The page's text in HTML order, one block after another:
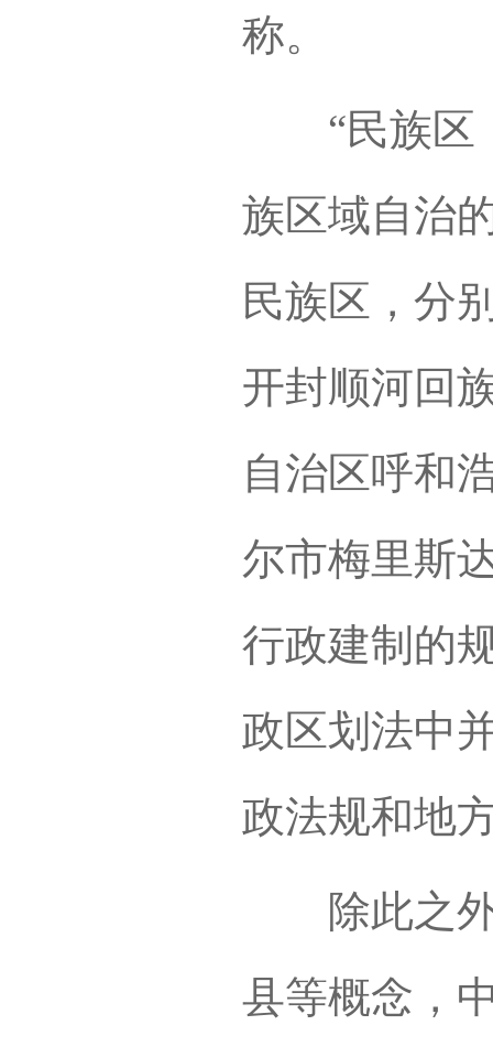
称。
“民族区（
族区域自治
民族区，分
开封顺河回
自治区呼和
尔市梅里斯
行政建制的
政区划法中
政法规和地
除此之外
县等概念，